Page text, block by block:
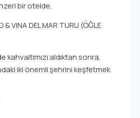
bir otelde.
& VINA DEL MAR TURU (ÖĞLE
kahvaltımızı aldıktan sonra,
iki önemli şehrini keşfetmek